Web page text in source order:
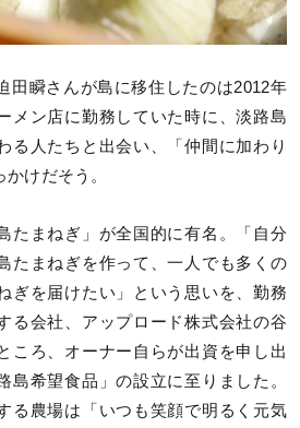
田瞬さんが島に移住したのは2012年
メン店に勤務していた時に、淡路島
る人たちと出会い、「仲間に加わり
けだそう。
たまねぎ」が全国的に有名。「自分
たまねぎを作って、一人でも多くの
ぎを届けたい」という思いを、勤務
る会社、アップロード株式会社の谷
ころ、オーナー自らが出資を申し出
島希望食品」の設立に至りました。
る農場は「いつも笑顔で明るく元気